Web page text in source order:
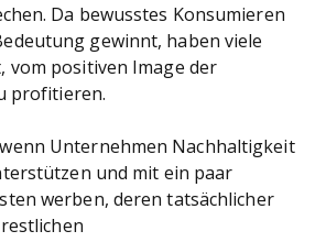
Da bewusstes Konsumieren
gewinnt, haben viele
vom positiven Image der
profitieren.
Unternehmen Nachhaltigkeit
und mit ein paar
werben, deren tatsächlicher